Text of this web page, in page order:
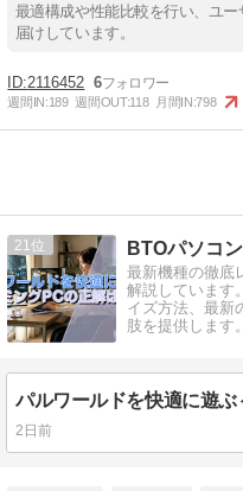
最適構成や性能比較を行い、ユ
届けしています。
2116452 6
週間IN:189 週間OUT:118 月間IN:798
21 BTOパソコ
最新機種の徹底
解説しています
イズ方法、最新
肢を提供します
2日前